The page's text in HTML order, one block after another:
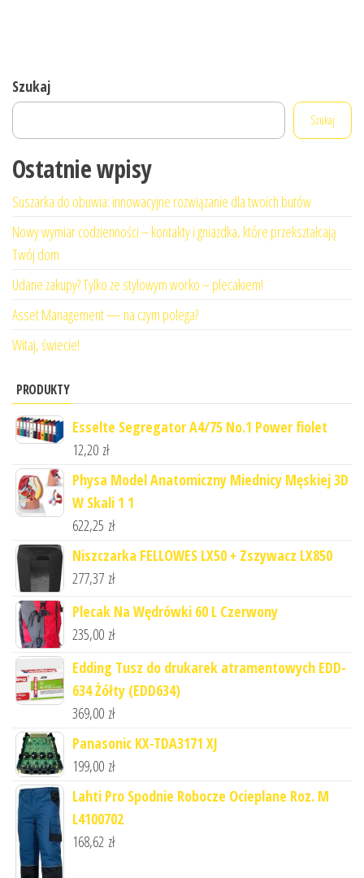
Szukaj
Szukaj
Ostatnie wpisy
Suszarka do obuwia: innowacyjne rozwiązanie dla twoich butów
Nowy wymiar codzienności – kontakty i gniazdka, które przekształcają
Twój dom
Udane zakupy? Tylko ze stylowym worko – plecakiem!
Asset Management — na czym polega?
Witaj, świecie!
PRODUKTY
Esselte Segregator A4/75 No.1 Power fiolet
12,20 zł
Physa Model Anatomiczny Miednicy Męskiej 3D
W Skali 1 1
622,25 zł
Niszczarka FELLOWES LX50 + Zszywacz LX850
277,37 zł
Plecak Na Wędrówki 60 L Czerwony
235,00 zł
Edding Tusz do drukarek atramentowych EDD-
634 Żółty (EDD634)
369,00 zł
Panasonic KX-TDA3171 XJ
199,00 zł
Lahti Pro Spodnie Robocze Ocieplane Roz. M
L4100702
168,62 zł